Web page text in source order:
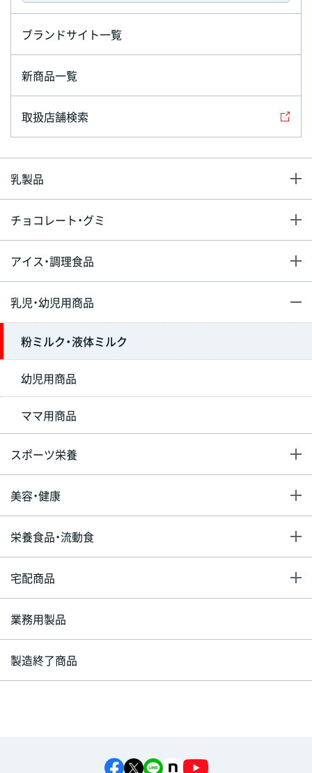
ブランドサイト一覧
新商品一覧
取扱店舗検索
乳製品
チョコレート・グミ
アイス・調理食品
乳児・幼児用商品
粉ミルク・液体ミルク
幼児用商品
ママ用商品
スポーツ栄養
美容・健康
栄養食品・流動食
宅配商品
業務用製品
製造終了商品